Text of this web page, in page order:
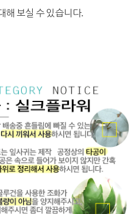
해 보실 수 있습니다.